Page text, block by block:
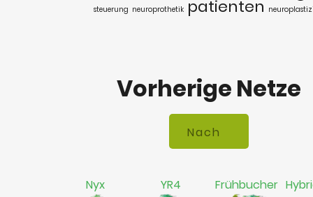
steuerung neuroprothetik patienten
Vorherige Netze
Nyx YR4 Frühbucher